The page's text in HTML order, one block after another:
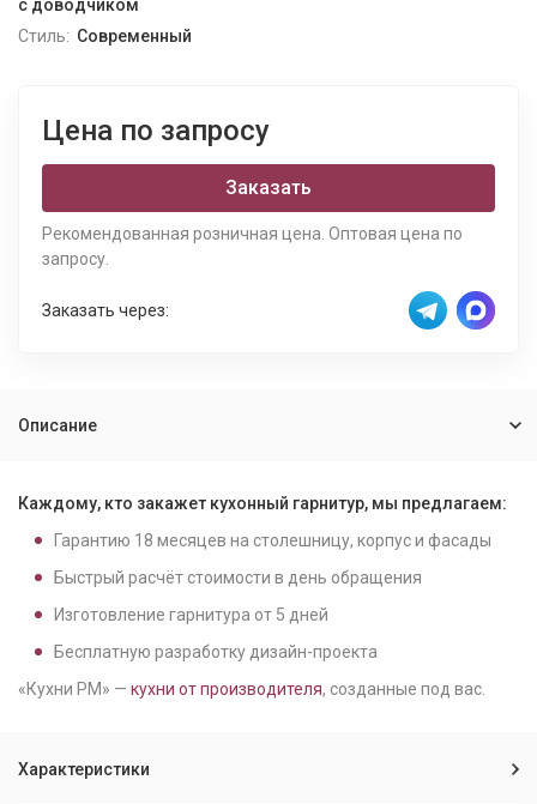
с доводчиком
Стиль: Современный
Цена по запросу
Заказать
Рекомендованная розничная цена. Оптовая цена по
запросу.
Заказать через:
Описание
Каждому, кто закажет кухонный гарнитур, мы предлагаем:
Гарантию 18 месяцев на столешницу, корпус и фасады
Быстрый расчёт стоимости в день обращения
Изготовление гарнитура от 5 дней
Бесплатную разработку дизайн-проекта
«Кухни РМ» — кухни от производителя, созданные под вас.
Характеристики